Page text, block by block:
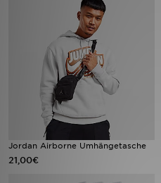
Jordan Airborne Umhängetasche
21,00€
Hilfe & Kontakt
Geschenkgutschein
Studenten
Blog